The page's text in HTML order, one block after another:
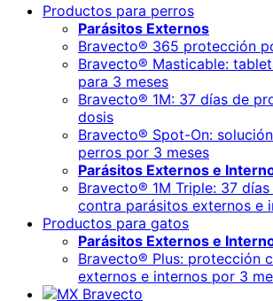
Productos para perros
Parásitos Externos
Bravecto® 365 protección
Bravecto® Masticable:
para 3 meses
Bravecto® 1M: 37 días de
dosis
Bravecto® Spot-On:
perros por 3 meses
Parásitos Externos e
Bravecto® 1M Triple: 37
contra parásitos externos e
Productos para gatos
Parásitos Externos e
Bravecto® Plus: protección
externos e internos por 3